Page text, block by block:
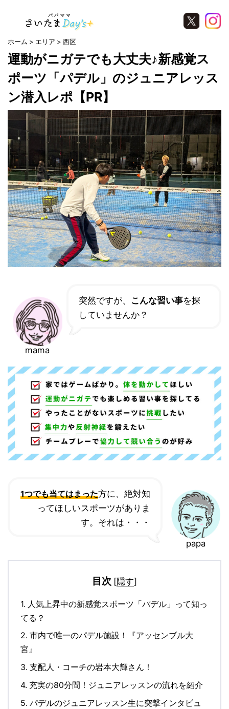
ホーム エリア 西区
運動がニガテでも大丈夫♪新感覚ス
ポーツ「パデル」のジュニアレッス
ン潜入レポ【PR】
mama
突然ですが、 こんな習い事を探
していませんか？
papa
1つでも当てはまった方に、絶対知
ってほしいスポーツがありま
す。それは・・・
目次 [隠す]
1. 人気上昇中の新感覚スポーツ「パデル」って知っ
てる？
2. 市内で唯一のパデル施設！『アッセンブル大
宮』
3. 支配人・コーチの岩本大輝さん！
4. 充実の80分間！ジュニアレッスンの流れを紹介
5. パデルのジュニアレッスン生に突撃インタビュ